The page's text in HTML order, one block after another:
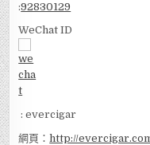
:92830129
WeChat ID
: evercigar
網頁：http://